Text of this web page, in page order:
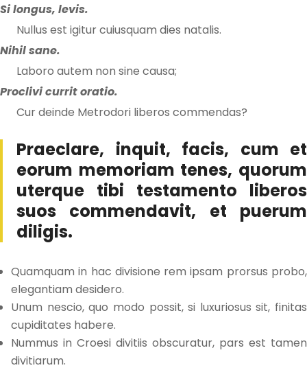
Si longus, levis.
Nullus est igitur cuiusquam dies natalis.
Nihil sane.
Laboro autem non sine causa;
Proclivi currit oratio.
Cur deinde Metrodori liberos commendas?
Praeclare, inquit, facis, cum et
eorum memoriam tenes, quorum
uterque tibi testamento liberos
suos commendavit, et puerum
diligis.
Quamquam in hac divisione rem ipsam prorsus probo,
elegantiam desidero.
Unum nescio, quo modo possit, si luxuriosus sit, finitas
cupiditates habere.
Nummus in Croesi divitiis obscuratur, pars est tamen
divitiarum.